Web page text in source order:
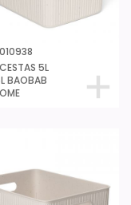
5L
BAOBAB